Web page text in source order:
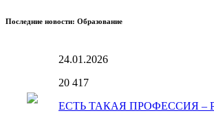
Последние новости: Образование
24.01.2026
20 417
ЕСТЬ ТАКАЯ ПРОФЕССИЯ